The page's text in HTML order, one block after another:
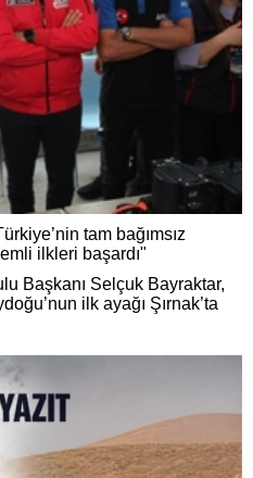
tam bağımsız
ilkleri başardı"
Başkanı Selçuk Bayraktar,
ilk ayağı Şırnak’ta